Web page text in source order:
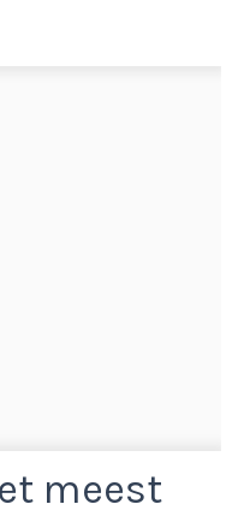
meest